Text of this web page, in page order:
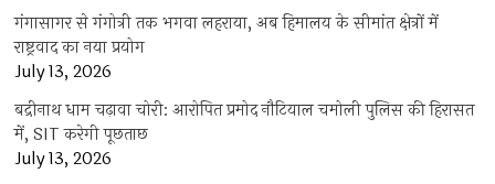
गंगासागर से गंगोत्री तक भगवा लहराया, अब हिमालय के सीमांत क्षेत्रों में
राष्ट्रवाद का नया प्रयोग
July 13, 2026
बद्रीनाथ धाम चढ़ावा चोरी: आरोपित प्रमोद नौटियाल चमोली पुलिस की हिरासत
में, SIT करेगी पूछताछ
July 13, 2026